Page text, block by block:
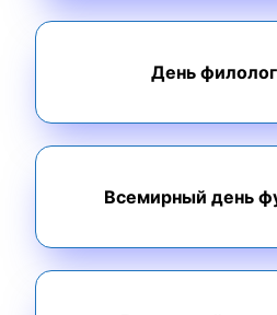
День
Всемирный день